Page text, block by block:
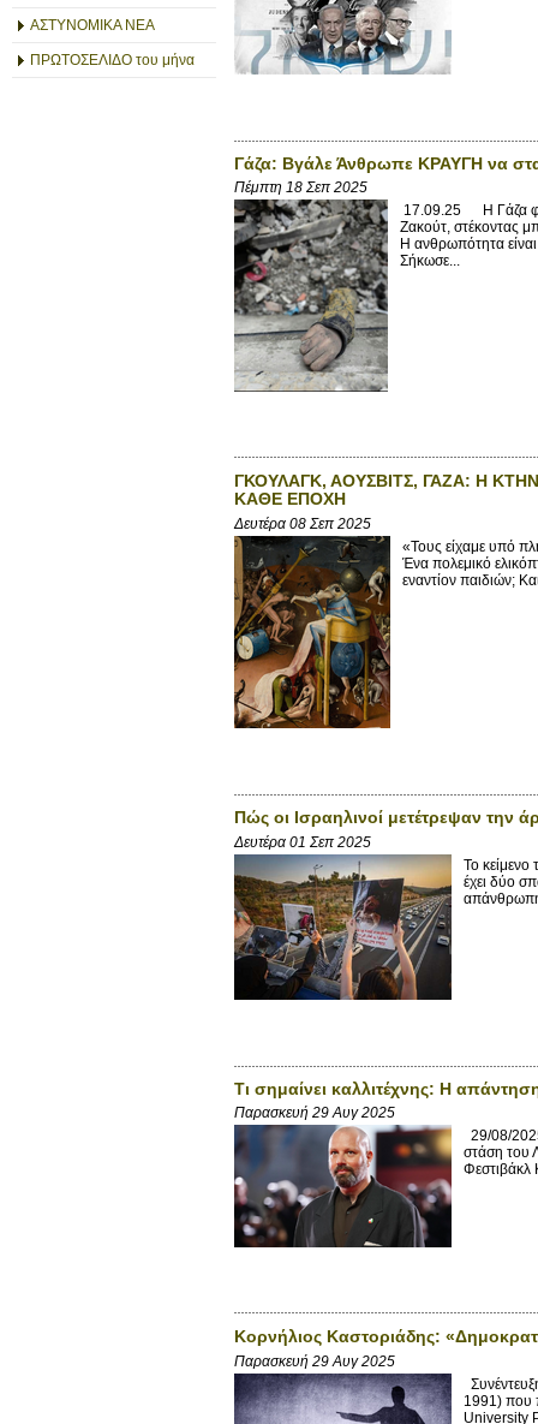
ΑΣΤΥΝΟΜΙΚΑ ΝΕΑ
ΠΡΩΤΟΣΕΛΙΔΟ του μήνα
Γάζα: Βγάλε Άνθρωπε ΚΡΑΥΓΗ να
Πέμπτη 18 Σεπ 2025
17.09.25 Η Γάζα
Ζακούτ, στέκοντας
Η ανθρωπότητα
Σήκωσε...
ΓΚΟΥΛΑΓΚ, ΑΟΥΣΒΙΤΣ, ΓΑΖΑ: Η
ΚΑΘΕ ΕΠΟΧΗ
Δευτέρα 08 Σεπ 2025
«Τους είχαμε υπό
Ένα πολεμικό
εναντίον παιδιών;
Πώς οι Ισραηλινοί μετέτρεψαν την
Δευτέρα 01 Σεπ 2025
Το
έχει δύο
απάνθρωπη
Τι σημαίνει καλλιτέχνης: Η
Παρασκευή 29 Αυγ 2025
29/08/
στάση του
Φεστιβάκλ
Κορνήλιος Καστοριάδης:
Παρασκευή 29 Αυγ 2025
1991) που
University